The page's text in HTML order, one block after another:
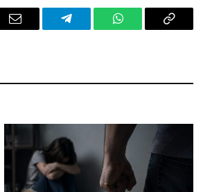
Email Telegram WhatsAppCopy